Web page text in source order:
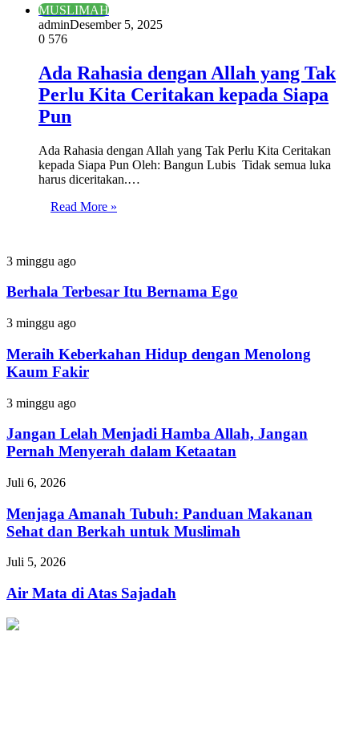
MUSLIMAH
adminDesember 5, 2025
0 576
Ada Rahasia dengan Allah yang Tak
Perlu Kita Ceritakan kepada Siapa
Pun
Ada Rahasia dengan Allah yang Tak Perlu Kita Ceritakan
kepada Siapa Pun Oleh: Bangun Lubis Tidak semua luka
harus diceritakan.…
Read More »
Berhala
Itu
Ego
3 minggu ago
Berhala Terbesar Itu Bernama Ego
Meraih
Hidup
dengan
Menolong
Fakir
3 minggu ago
Meraih Keberkahan Hidup dengan Menolong
Kaum Fakir
Jangan
Menjadi
Hamba
Allah,
Pernah
dalam
Ketaatan
3 minggu ago
Jangan Lelah Menjadi Hamba Allah, Jangan
Pernah Menyerah dalam Ketaatan
Menjaga
Tubuh:
Panduan
Makanan
dan
untuk
Juli 6, 2026
Menjaga Amanah Tubuh: Panduan Makanan
Sehat dan Berkah untuk Muslimah
Air
di
Atas
Sajadah
Juli 5, 2026
Air Mata di Atas Sajadah